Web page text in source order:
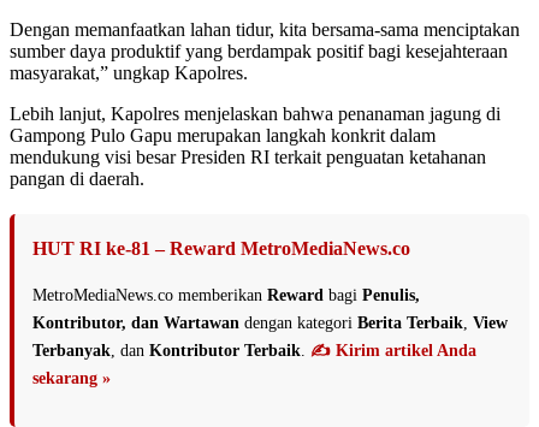
Dengan memanfaatkan lahan tidur, kita bersama-sama menciptakan
sumber daya produktif yang berdampak positif bagi kesejahteraan
masyarakat,” ungkap Kapolres.
Lebih lanjut, Kapolres menjelaskan bahwa penanaman jagung di
Gampong Pulo Gapu merupakan langkah konkrit dalam
mendukung visi besar Presiden RI terkait penguatan ketahanan
pangan di daerah.
HUT RI ke-81 – Reward MetroMediaNews.co
MetroMediaNews.co memberikan Reward bagi Penulis,
Kontributor, dan Wartawan dengan kategori Berita Terbaik View
Terbanyak , dan Kontributor Terbaik ✍️ Kirim artikel Anda
sekarang »